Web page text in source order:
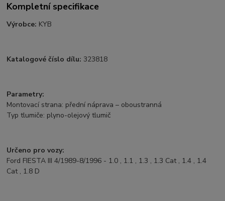
Kompletní specifikace
Výrobce: KYB
Katalogové číslo dílu: 323818
Parametry:
Montovací strana: přední náprava – oboustranná
Typ tlumiče: plyno-olejový tlumič
Určeno pro vozy:
Ford FIESTA III 4/1989-8/1996 - 1.0 , 1.1 , 1.3 , 1.3 Cat , 1.4 , 1.4
Cat , 1.8 D